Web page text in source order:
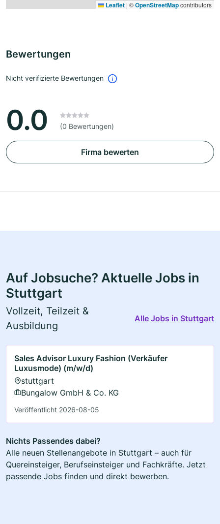
Leaflet | ©OpenStreetMapcontributors
Bewertungen
Nicht verifizierte Bewertungen
0.0 (0 Bewertungen)
Firma bewerten
Auf Jobsuche? Aktuelle Jobs in
Stuttgart
Vollzeit, Teilzeit &
Ausbildung
Alle Jobs in Stuttgart
Sales Advisor Luxury Fashion (Verkäufer
Luxusmode) (m/w/d)
stuttgart
Bungalow GmbH & Co. KG
Veröffentlicht 2026-08-05
Nichts Passendes dabei?
Alle neuen Stellenangebote in Stuttgart – auch für
Quereinsteiger, Berufseinsteiger und Fachkräfte. Jetzt
passende Jobs finden und direkt bewerben.